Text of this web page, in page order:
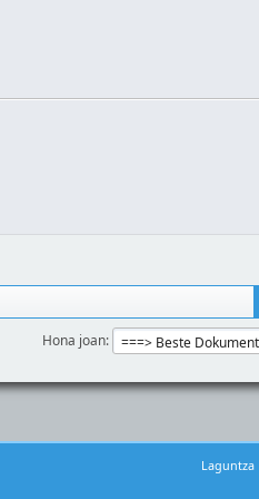
Hona joan
Laguntza